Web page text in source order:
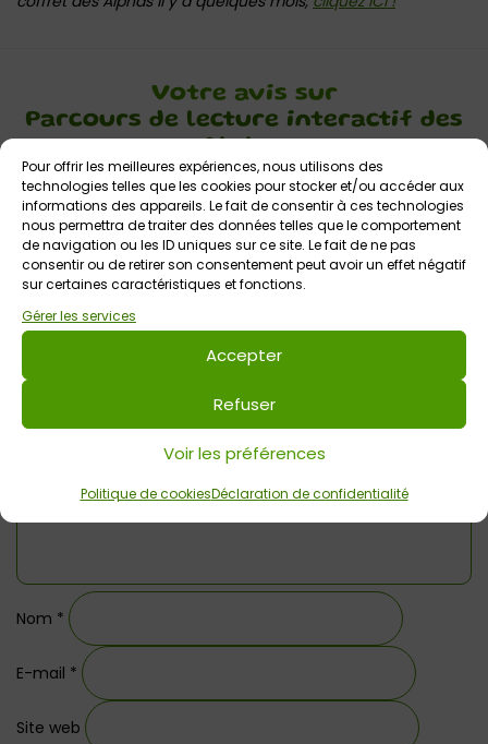
Pour offrir les meilleures expériences, nous utilisons des
technologies telles que les cookies pour stocker et/ou accéder aux
informations des appareils. Le fait de consentir à ces technologies
nous permettra de traiter des données telles que le comportement
de navigation ou les ID uniques sur ce site. Le fait de ne pas
consentir ou de retirer son consentement peut avoir un effet négatif
sur certaines caractéristiques et fonctions.
Gérer les services
Accepter
Refuser
Voir les préférences
Politique de cookiesDéclaration de confidentialité
Votre avis sur
Parcours de lecture interactif des
Laisser un commentaire
Nom *
E-mail *
Site web